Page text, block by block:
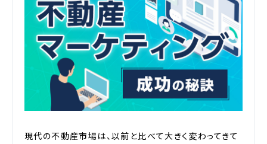
現代の不動産市場は、以前と比べて大きく変わってきて